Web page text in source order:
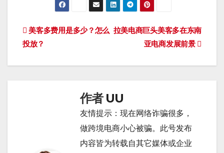
文
章
拉美电商巨头美客多在东南
亚电商发展前景
美客多费用是多少？怎么
投放？
作者 UU
友情提示：现在网络诈骗很多，
做跨境电商小心被骗。此号发布
内容皆为转载自其它媒体或企业